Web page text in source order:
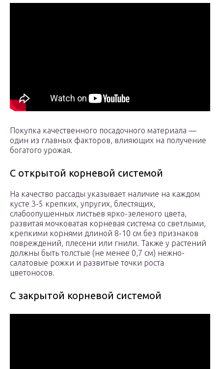
Покупка качественного посадочного материала —
один из главных факторов, влияющих на получение
богатого урожая.
С открытой корневой системой
На качество рассады указывает наличие на каждом
кусте 3-5 крепких, упругих, блестящих,
слабоопушенных листьев ярко-зеленого цвета,
развитая мочковатая корневая система со светлыми,
крепкими корнями длиной 8-10 см без признаков
повреждений, плесени или гнили. Также у растений
должны быть толстые (не менее 0,7 см) нежно-
салатовые рожки и развитые точки роста
цветоносов.
С закрытой корневой системой